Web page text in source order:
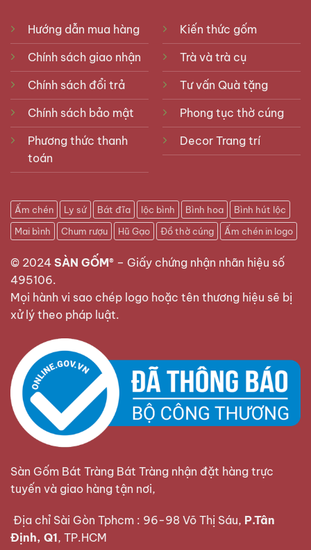
Hướng dẫn mua hàng
Chính sách giao nhận
Chính sách đổi trả
Chính sách bảo mật
Phương thức thanh
toán
Kiến thức gốm
Trà và trà cụ
Tư vấn Quà tặng
Phong tục thờ cúng
Decor Trang trí
Ấm chén Ly sứ Bát đĩa lộc bình Bình hoa
Bình hút lộc
Mai bình
Chum rượu Hũ Gạo Đồ thờ cúng Ấm chén in logo
© 2024 SÀN GỐM® – Giấy chứng nhận nhãn hiệu số
495106.
Mọi hành vi sao chép logo hoặc tên thương hiệu sẽ bị
xử lý theo pháp luật.
Sàn Gốm Bát Tràng Bát Tràng nhận đặt hàng trực
tuyến và giao hàng tận nơi,
Địa chỉ Sài Gòn Tphcm : 96-98 Võ Thị Sáu, P.Tân
Định, Q1, TP.HCM